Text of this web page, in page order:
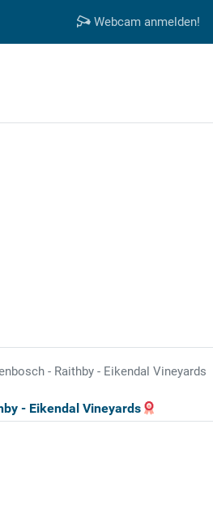
Webcam anmelden!
- Raithby - Eikendal Vineyards
- Eikendal Vineyards